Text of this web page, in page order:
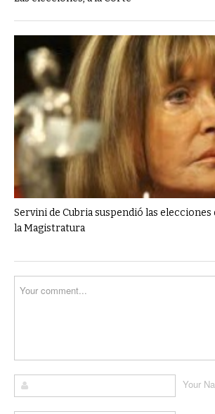
Servini de Cubria suspendió las elecciones
la Magistratura
Your